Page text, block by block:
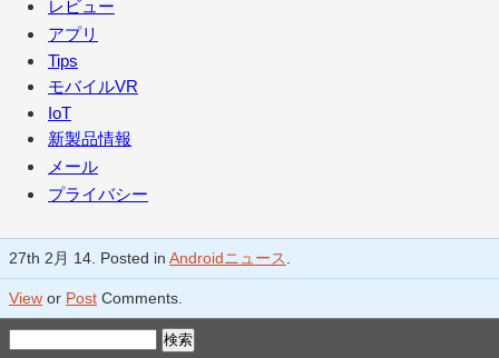
レビュー
アプリ
Tips
モバイルVR
IoT
新製品情報
メール
プライバシー
27th 2月 14. Posted in Androidニュース
View or Post Comments.